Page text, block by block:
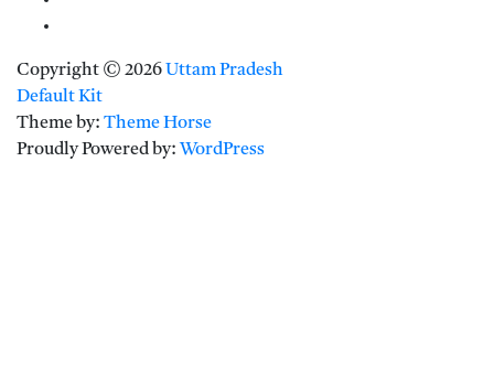
Copyright © 2026 Uttam Pradesh
Default Kit
Theme by: Theme Horse
Proudly Powered by: WordPress